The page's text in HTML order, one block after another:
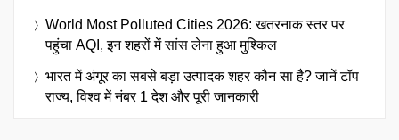
World Most Polluted Cities 2026: खतरनाक स्तर पर
पहुंचा AQI, इन शहरों में सांस लेना हुआ मुश्किल
भारत में अंगूर का सबसे बड़ा उत्पादक शहर कौन सा है? जानें टॉप
राज्य, विश्व में नंबर 1 देश और पूरी जानकारी